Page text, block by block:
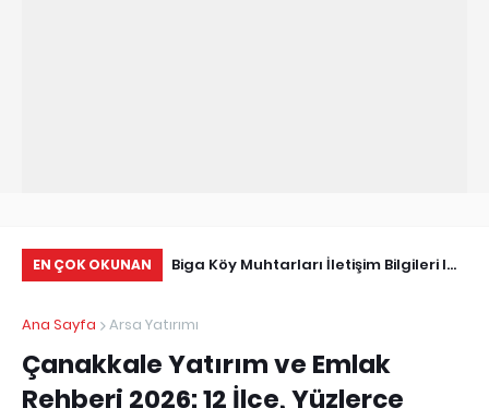
EN ÇOK OKUNAN
Biga Köy Muhtarları İletişim Bilgileri I
Ana Sayfa Arsa Yatırımı
Çanakkale Yatırım ve Emlak
Rehberi 2026: 12 İlçe, Yüzlerce